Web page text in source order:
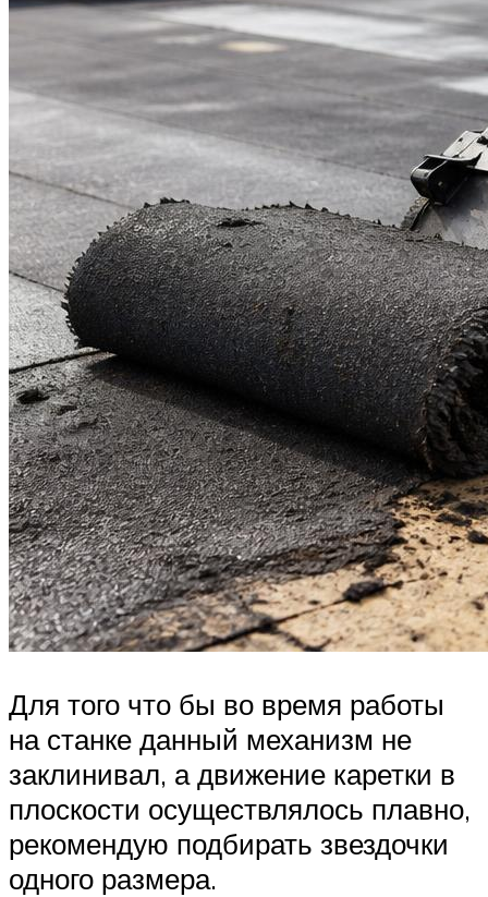
Для того что бы во время работы
на станке данный механизм не
заклинивал, а движение каретки в
плоскости осуществлялось плавно,
рекомендую подбирать звездочки
одного размера.